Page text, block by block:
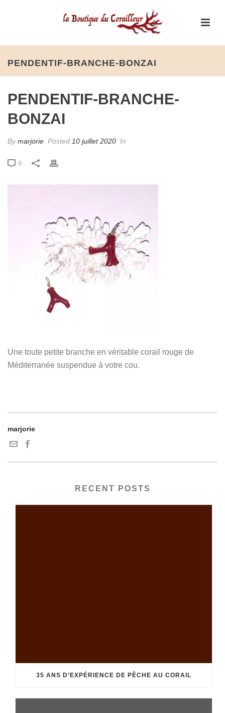
PENDENTIF-BRANCHE-BONZAI
PENDENTIF-BRANCHE-
BONZAI
Bymarjorie Posted 10 juillet 2020 In
0
Une toute petite branche en véritable corail rouge de
Méditerranée suspendue à votre cou.
marjorie
RECENT POSTS
35 ANS D’EXPÉRIENCE DE PÊCHE AU CORAIL